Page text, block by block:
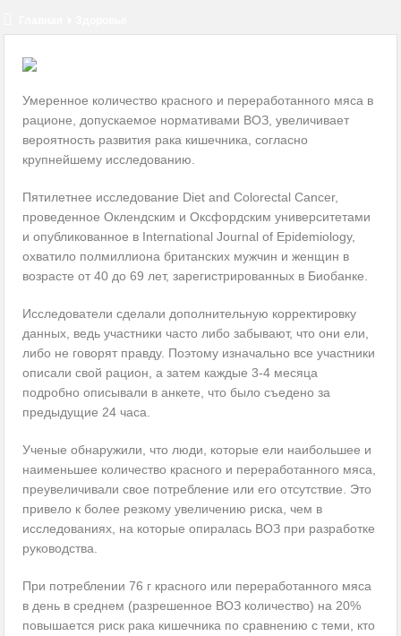
Госдума разрешила продажу лекарств через интернет
Смертность от COVID-19 может быть ниже, чем считалось
Импотенция говорит о риске ранней смерти
Умеренное количество красного и переработанного мяса в
рационе, допускаемое нормативами ВОЗ, увеличивает
вероятность развития рака кишечника, согласно
крупнейшему исследованию.
Пятилетнее исследование Diet and Colorectal Cancer,
проведенное Оклендским и Оксфордскимуниверситетами
и опубликованное в International Journal of Epidemiology,
охватило полмиллиона британских мужчин и женщин в
возрасте от 40 до 69 лет, зарегистрированных в Биобанке.
Исследователи сделали дополнительную корректировку
данных, ведь участники часто либо забывают, что они ели,
либо не говорят правду. Поэтому изначально все участники
описали свой рацион, а затем каждые 3-4 месяца
подробно описывали в анкете, что было съедено за
предыдущие 24 часа.
Ученые обнаружили, что люди, которые ели наибольшее и
наименьшее количество красного и переработанного мяса,
преувеличивали свое потребление или его отсутствие. Это
привело к более резкому увеличению риска, чем в
исследованиях, на которые опиралась ВОЗ при разработке
руководства.
При потреблении 76 г красного или переработанного мяса
в день в среднем (разрешенное ВОЗ количество) на 20%
повышается риск рака кишечника по сравнению с теми, кто